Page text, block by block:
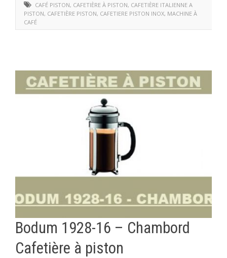
CAFÉ PISTON, CAFETIÈRE À PISTON, CAFETIÈRE ITALIENNE A
PISTON, CAFETIÈRE PISTON, CAFETIERE PISTON INOX, MACHINE À
CAFÉ
Bodum 1928-16 – Chambord
Cafetière à piston